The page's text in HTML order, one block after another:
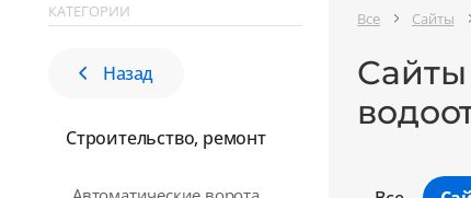
КАТЕГОРИИ
Назад
Строительство, ремонт
Все Сайты
Сайты